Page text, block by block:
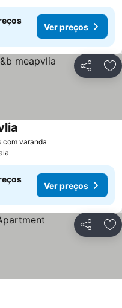
Ver preços
Partilhar
com varanda
Ver preços
Partilhar